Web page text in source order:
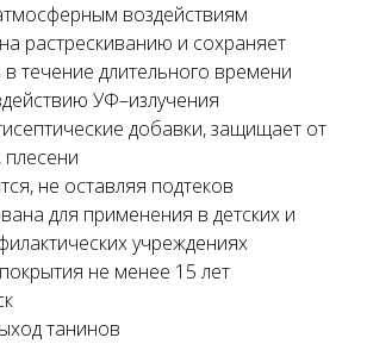
воздействиям
растрескиванию и сохраняет
в течение длительного времени
УФ–излучения
добавки, защищает от
плесени
не оставляя подтеков
для применения в детских и
учреждениях
не менее 15 лет
танинов